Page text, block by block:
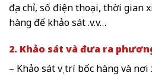
địa chỉ, số điện thoại, thời gian
hàng để khảo sát .v.v…
2. Khảo sát và đưa ra
– Khảo sát vị trí bốc hàng và